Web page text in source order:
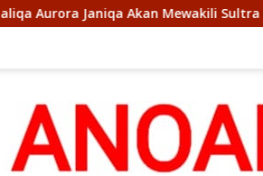
Mewakili Sultra di Tingkat Nasional